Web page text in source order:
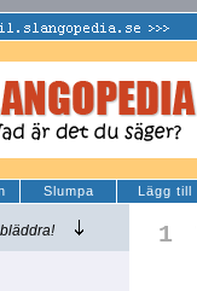
Slumpa Lägg till
bläddra!
1